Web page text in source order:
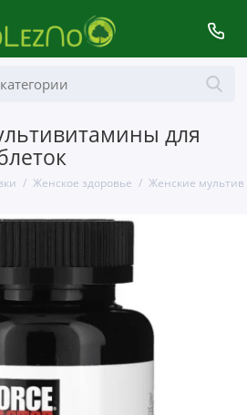
для
Женское здоровье Женские